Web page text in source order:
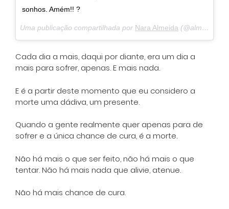
sonhos. Amém!! ?
Uma publicação compartilhada por Nara Almeida (@almeidanara) em
Cada dia a mais, daqui por diante, era um dia a
mais para sofrer, apenas. E mais nada.
E é a partir deste momento que eu considero a
morte uma dádiva, um presente.
Quando a gente realmente quer apenas para de
sofrer e a única chance de cura, é a morte.
Não há mais o que ser feito, não há mais o que
tentar. Não há mais nada que alivie, atenue.
Não há mais chance de cura.